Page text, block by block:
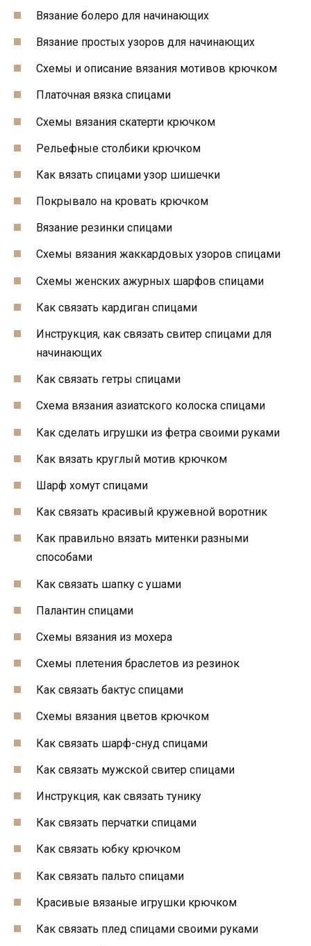
Вязание болеро для начинающих
Вязание простых узоров для начинающих
Схемы и описание вязания мотивов крючком
Платочная вязка спицами
Схемы вязания скатерти крючком
Рельефные столбики крючком
Как вязать спицами узор шишечки
Покрывало на кровать крючком
Вязание резинки спицами
Схемы вязания жаккардовых узоров спицами
Схемы женских ажурных шарфов спицами
Как связать кардиган спицами
Инструкция, как связать свитер спицами для
начинающих
Как связать гетры спицами
Схема вязания азиатского колоска спицами
Как сделать игрушки из фетра своими руками
Как вязать круглый мотив крючком
Шарф хомут спицами
Как связать красивый кружевной воротник
Как правильно вязать митенки разными
способами
Как связать шапку с ушами
Палантин спицами
Схемы вязания из мохера
Схемы плетения браслетов из резинок
Как связать бактус спицами
Схемы вязания цветов крючком
Как связать шарф-снуд спицами
Как связать мужской свитер спицами
Инструкция, как связать тунику
Как связать перчатки спицами
Как связать юбку крючком
Как связать пальто спицами
Красивые вязаные игрушки крючком
Как связать плед спицами своими руками